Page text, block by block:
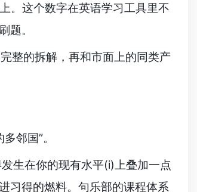
。这个数字在英语学习工具里不
题。
整的拆解，再和市面上的同类产
邻国”。
生在你的现有水平(i)上叠加一点
习得的燃料。句乐部的课程体系